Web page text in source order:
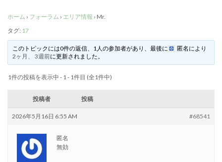
ホーム › フォーラム › エリア情報 › Mr.
タグ: 17
このトピックには0件の返信、1人の参加者があり、最後に 匿名 により
2ヶ月、 3週前に更新されました。
1件の投稿を表示中 - 1 - 1件目 (全1件中)
投稿者 投稿
2026年5月16日 6:55 AM #68541
匿名
無効